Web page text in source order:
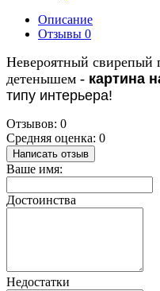
Описание
Отзывы 0
Невероятный
детенышем - картина
типу интерьера!
Отзывов: 0
Средняя оценка: 0
Написать отзыв
Ваше имя:
Достоинства
Недостатки